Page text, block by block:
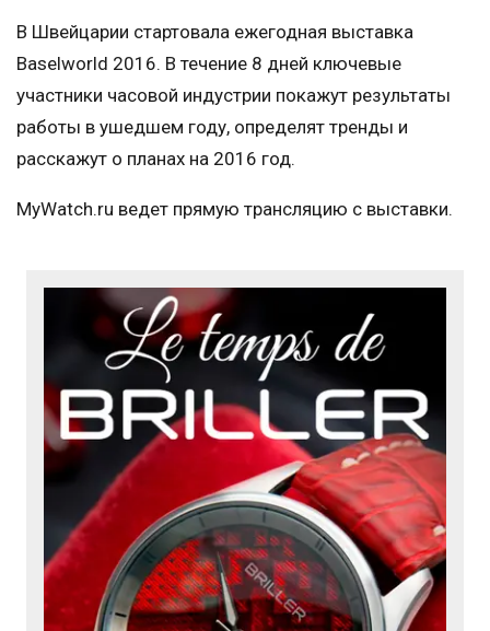
В Швейцарии стартовала ежегодная выставка
Baselworld 2016. В течение 8 дней ключевые
участники часовой индустрии покажут результаты
работы в ушедшем году, определят тренды и
расскажут о планах на 2016 год.
MyWatch.ru ведет прямую трансляцию с выставки.